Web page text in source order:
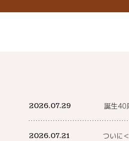
2026.07.29 誕生40
2026.07.21 ついに